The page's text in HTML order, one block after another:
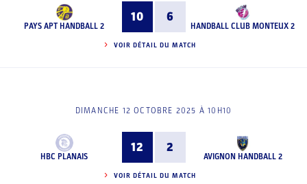
PAYS APT HANDBALL 2
10 6
HANDBALL CLUB MONTEUX 2
VOIR DÉTAIL DU MATCH
DIMANCHE 12 OCTOBRE 2025 À 10H10
HBC PLANAIS
12 2
AVIGNON HANDBALL 2
VOIR DÉTAIL DU MATCH